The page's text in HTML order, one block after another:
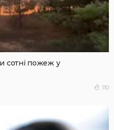
сотні пожеж у
110